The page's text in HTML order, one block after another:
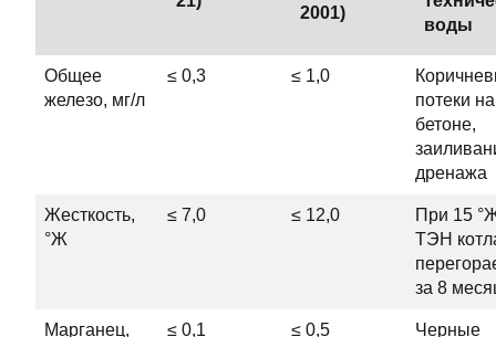
2001)
воды
Общее
железо, мг/л
≤ 0,3 ≤ 1,0
потеки на
бетоне,
дренажа
Жесткость,
°Ж
≤ 7,0 ≤ 12,0
При 15
ТЭН
за 8
Марганец,
≤ 0,1 ≤ 0,5
Черные